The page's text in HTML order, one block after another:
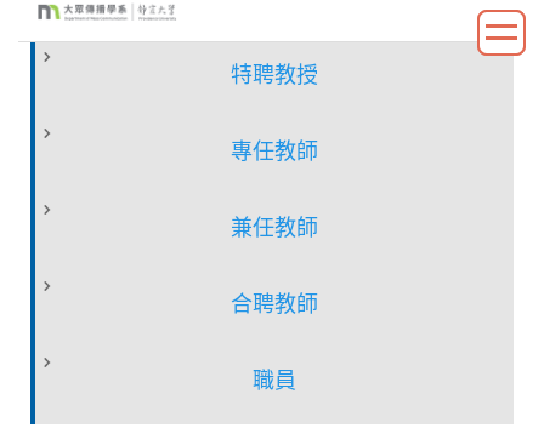
到
特聘教授
專任教師
兼任教師
合聘教師
職員